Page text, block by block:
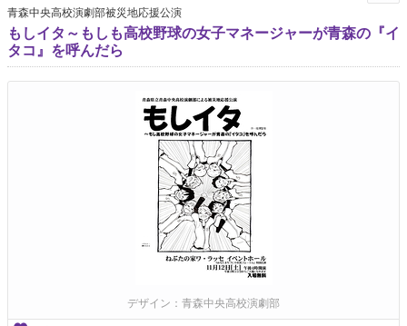
v
i
g
a
v
g
a
青森中央高校演劇部被災地応援公演
もしイタ～もしも高校野球の女子マネージャーが青森の『イ
タコ』を呼んだら
デザイン：青森中央高校演劇部